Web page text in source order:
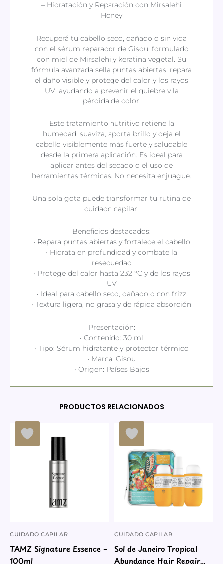
– Hidratación y Reparación con Mirsalehi
Honey
Recuperá tu cabello seco, dañado o sin vida
con el sérum reparador de Gisou, formulado
con miel de Mirsalehi y keratina vegetal. Su
fórmula avanzada sella puntas abiertas, repara
el daño visible y protege del calor y los rayos
UV, ayudando a prevenir el quiebre y la
pérdida de color.
Este tratamiento nutritivo retiene la
humedad, suaviza, aporta brillo y deja el
cabello visiblemente más fuerte y saludable
desde la primera aplicación. Es ideal para
aplicar antes del secado o el uso de
herramientas térmicas. No necesita enjuague.
Una sola gota puede transformar tu rutina de
cuidado capilar.
Beneficios destacados:
• Repara puntas abiertas y fortalece el cabello
• Hidrata en profundidad y combate la
resequedad
• Protege del calor hasta 232 °C y de los rayos
UV
• Ideal para cabello seco, dañado o con frizz
• Textura ligera, no grasa y de rápida absorción
Presentación:
• Contenido: 30 ml
• Tipo: Sérum hidratante y protector térmico
• Marca: Gisou
• Origen: Países Bajos
PRODUCTOS RELACIONADOS
CUIDADO CAPILAR
TAMZ Signature Essence –
100ml
CUIDADO CAPILAR
Sol de Janeiro Tropical
Abundance Hair Repair